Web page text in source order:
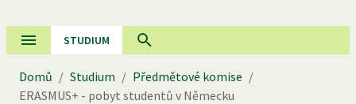
STUDIUM
Domů / Studium / Předmětové komise /
ERASMUS+ - pobyt studentů v Německu